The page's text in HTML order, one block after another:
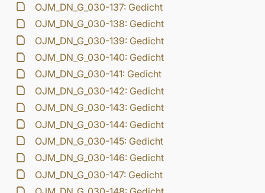
OJM_DN_G_030-137: Gedicht
OJM_DN_G_030-138: Gedicht
OJM_DN_G_030-139: Gedicht
OJM_DN_G_030-140: Gedicht
OJM_DN_G_030-141: Gedicht
OJM_DN_G_030-142: Gedicht
OJM_DN_G_030-143: Gedicht
OJM_DN_G_030-144: Gedicht
OJM_DN_G_030-145: Gedicht
OJM_DN_G_030-146: Gedicht
OJM_DN_G_030-147: Gedicht